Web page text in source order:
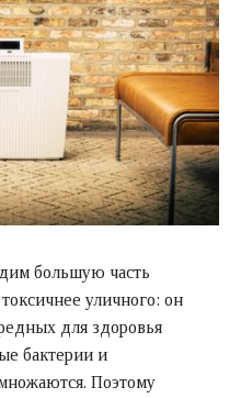
большую часть
уличного: он
для здоровья
бактерии и
Поэтому